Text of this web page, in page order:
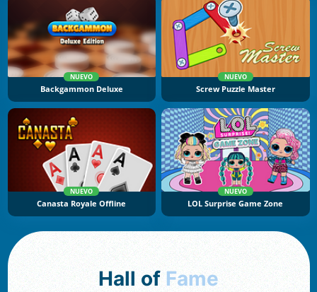
NUEVO
Backgammon Deluxe
NUEVO
Screw Puzzle Master
NUEVO
Canasta Royale Offline
NUEVO
LOL Surprise Game Zone
Hall of Fame